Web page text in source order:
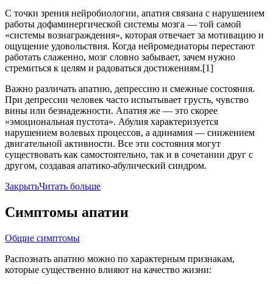
С точки зрения нейробиологии, апатия связана с нарушением
работы дофаминергической системы мозга — той самой
«системы вознаграждения», которая отвечает за мотивацию и
ощущение удовольствия. Когда нейромедиаторы перестают
работать слаженно, мозг словно забывает, зачем нужно
стремиться к целям и радоваться достижениям.[1]
Важно различать апатию, депрессию и смежные состояния.
При депрессии человек часто испытывает грусть, чувство
вины или безнадежности. Апатия же — это скорее
«эмоциональная пустота». Абулия характеризуется
нарушением волевых процессов, а адинамия — снижением
двигательной активности. Все эти состояния могут
существовать как самостоятельно, так и в сочетании друг с
другом, создавая апатико-абулический синдром.
ЗакрытьЧитать больше
Симптомы апатии
Общие симптомы
Распознать апатию можно по характерным признакам,
которые существенно влияют на качество жизни: